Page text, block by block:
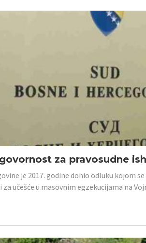
za pravosudne
je 2017. godine donio odluku kojom
učešće u masovnim egzekucijama na